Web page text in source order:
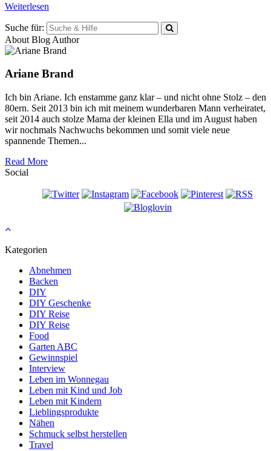
Weiterlesen
Suche für:
About Blog Author
Ariane Brand
Ich bin Ariane. Ich enstamme ganz klar – und nicht ohne Stolz – den
80ern. Seit 2013 bin ich mit meinem wunderbaren Mann verheiratet,
seit 2014 auch stolze Mama der kleinen Ella und im August haben
wir nochmals Nachwuchs bekommen und somit viele neue
spannende Themen...
Read More
Social
Kategorien
Abnehmen
Backen
DIY
DIY Geschenke
DIY Reise
DIY Reise
Food
Garten ABC
Gewinnspiel
Interview
Leben im Wonnegau
Leben mit Kind und Job
Leben mit Kindern
Lieblingsprodukte
Nähen
Schmuck selbst herstellen
Travel